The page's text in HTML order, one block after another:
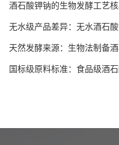
酒石酸钾钠的生物发酵工艺
无水级产品差异：无水酒石
天然发酵来源：生物法制备
国标级原料标准：食品级酒